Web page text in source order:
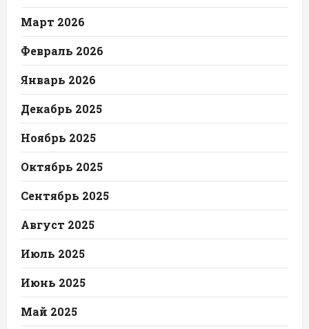
Март 2026
Февраль 2026
Январь 2026
Декабрь 2025
Ноябрь 2025
Октябрь 2025
Сентябрь 2025
Август 2025
Июль 2025
Июнь 2025
Май 2025